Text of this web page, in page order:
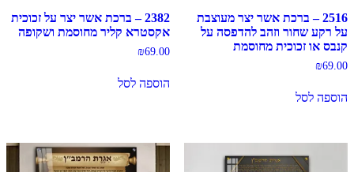
2516 – ברכת אשר יצר מעוצבת
על רקע שחור וזהב להדפסה על
קנבס או זכוכית מחוסמת
₪69.00
הוספה לסל
2382 – ברכת אשר יצר על זכוכית
אקסטרא קליר מחוסמת ושקופה
₪69.00
הוספה לסל